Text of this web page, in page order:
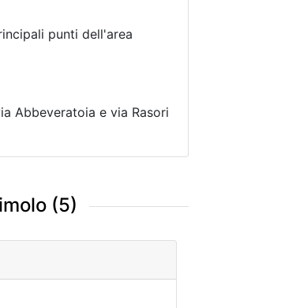
punti dell'area
Abbeveratoia e via Rasori
(5)